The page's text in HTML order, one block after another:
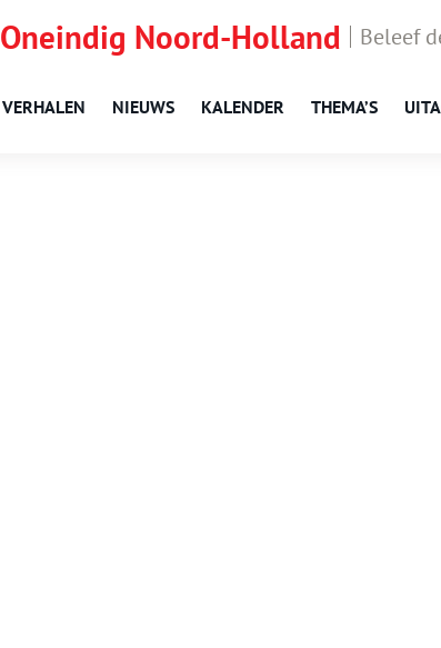
Oneindig Noord-Holland Beleef
VERHALEN NIEUWS KALENDER THEMA’S